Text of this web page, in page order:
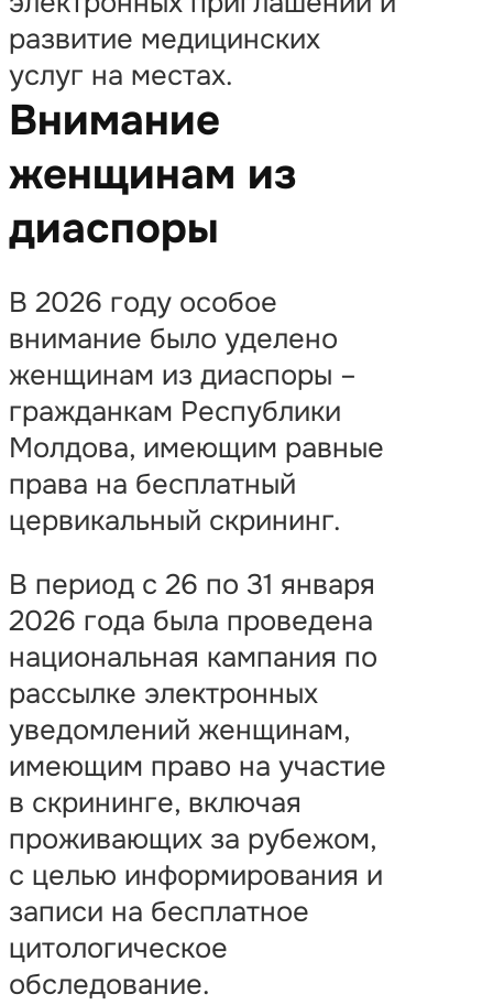
развитие медицинских
услуг на местах.
Внимание
женщинам из
диаспоры
В 2026 году особое
внимание было уделено
женщинам из диаспоры –
гражданкам Республики
Молдова, имеющим равные
права на бесплатный
цервикальный скрининг.
В период с 26 по 31 января
2026 года была проведена
национальная кампания по
рассылке электронных
уведомлений женщинам,
имеющим право на участие
в скрининге, включая
проживающих за рубежом,
с целью информирования и
записи на бесплатное
цитологическое
обследование.